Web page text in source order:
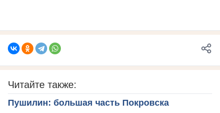
Читайте также:
Пушилин: большая часть Покровска